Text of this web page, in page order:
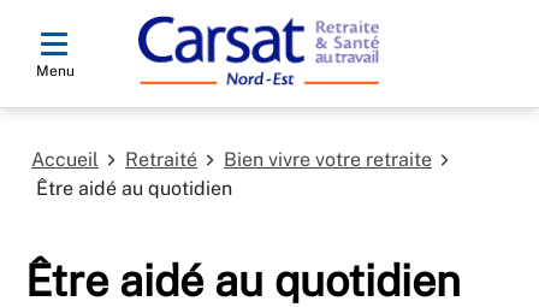
Menu
Accueil Retraité
Bien vivre votre retraite
Être aidé au quotidien
Être aidé au quotidien